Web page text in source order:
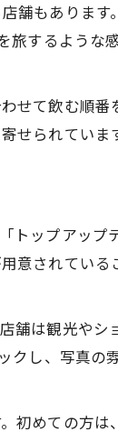
の楽しみ方
舗もありま
するよう
せて飲む順
せられていま
トップアッ
意されてい
は観光やシ
クし、写真
初めての方